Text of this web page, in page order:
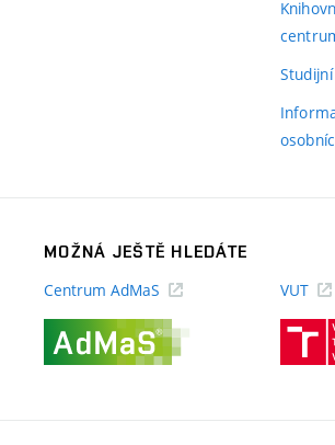
MOŽNÁ JEŠTĚ HLEDÁTE
Centrum AdMaS
VUT